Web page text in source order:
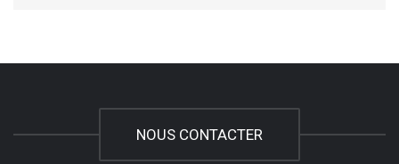
NOUS CONTACTER